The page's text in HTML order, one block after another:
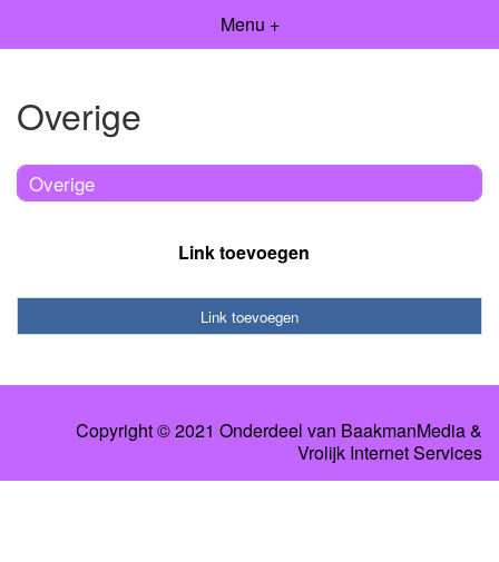
Menu +
Overige
Overige
Link toevoegen
Link toevoegen
Copyright © 2021 Onderdeel van BaakmanMedia&
Vrolijk Internet Services